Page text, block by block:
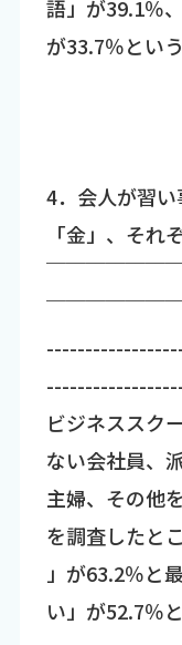
語」が39.1％
が33.7％とい
4．会人が習
「金」、それ
￣￣￣￣￣￣
￣￣￣￣￣￣
ビジネススク
ない会社員、
主婦、その他
を調査したと
」が63.2％と
い」が52.7％